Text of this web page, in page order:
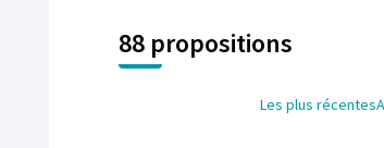
88 propositions
Les plus récentes